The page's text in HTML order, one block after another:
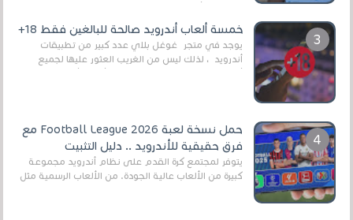
خمسة ألعاب أندرويد صالحة للبالغين فقط 18+
يوجد في متجر غوغل بلاي عدد كبير من تطبيقات
أندرويد ، لذلك ليس من الغريب العثور عليها لجميع
حمل نسخة لعبة Football League 2026 مع
فرق حقيقية للأندرويد .. دليل التثبيت
يتوفر لمجتمع كرة القدم على نظام أندرويد مجموعة
كبيرة من الألعاب عالية الجودة. من الألعاب الرسمية مثل